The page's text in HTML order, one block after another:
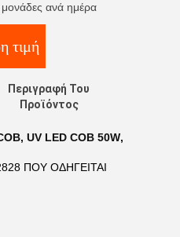
ανά ημέρα
τιμή
Περιγραφή Του
Προϊόντος
, UV LED COB 50W,
ΠΟΥ ΟΔΗΓΕΙΤΑΙ